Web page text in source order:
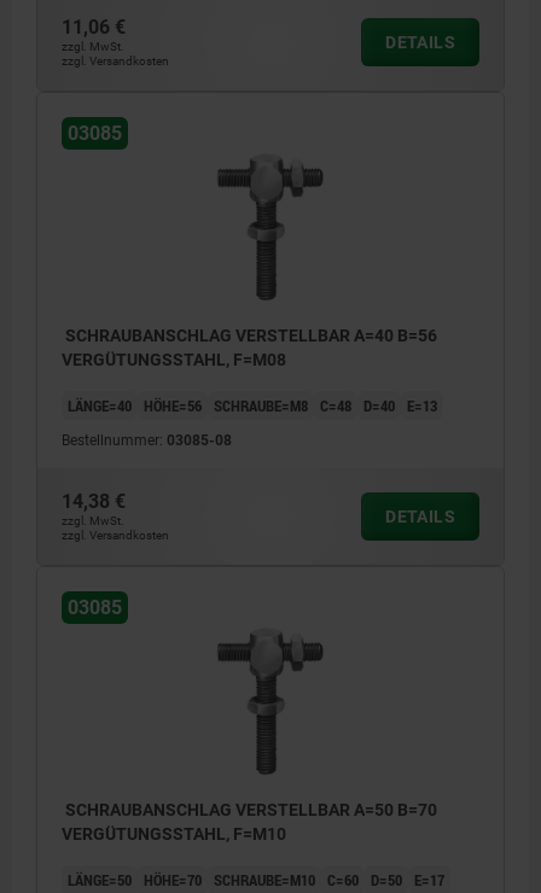
11,06 €
zzgl. MwSt.
zzgl. Versandkosten
DETAILS
03085
SCHRAUBANSCHLAG VERSTELLBAR A=40 B=56
VERGÜTUNGSSTAHL, F=M08
LÄNGE=40 HÖHE=56 SCHRAUBE=M8 C=48 D=40 E=13
Bestellnummer: 03085-08
14,38 €
zzgl. MwSt.
zzgl. Versandkosten
DETAILS
03085
SCHRAUBANSCHLAG VERSTELLBAR A=50 B=70
VERGÜTUNGSSTAHL, F=M10
LÄNGE=50 HÖHE=70 SCHRAUBE=M10 C=60 D=50 E=17